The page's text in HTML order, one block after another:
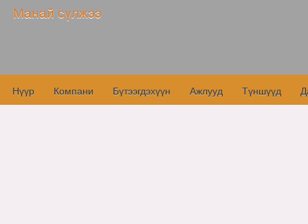
Манай сүлжээ
Нүүр Компани Бүтээгдэхүүн Ажлууд Түншүүд